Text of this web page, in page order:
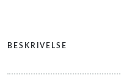
BESKRIVELSE